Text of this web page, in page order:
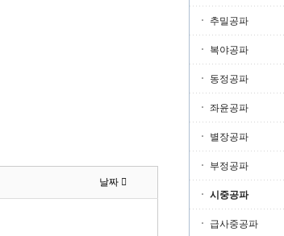
날짜
추밀공파
복야공파
동정공파
좌윤공파
별장공파
부정공파
시중공파
급사중공파